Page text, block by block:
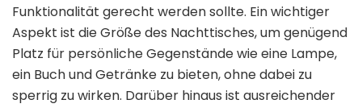
Funktionalität gerecht werden sollte. Ein wichtiger
Aspekt ist die Größe des Nachttisches, um genügend
Platz für persönliche Gegenstände wie eine Lampe,
ein Buch und Getränke zu bieten, ohne dabei zu
sperrig zu wirken. Darüber hinaus ist ausreichender